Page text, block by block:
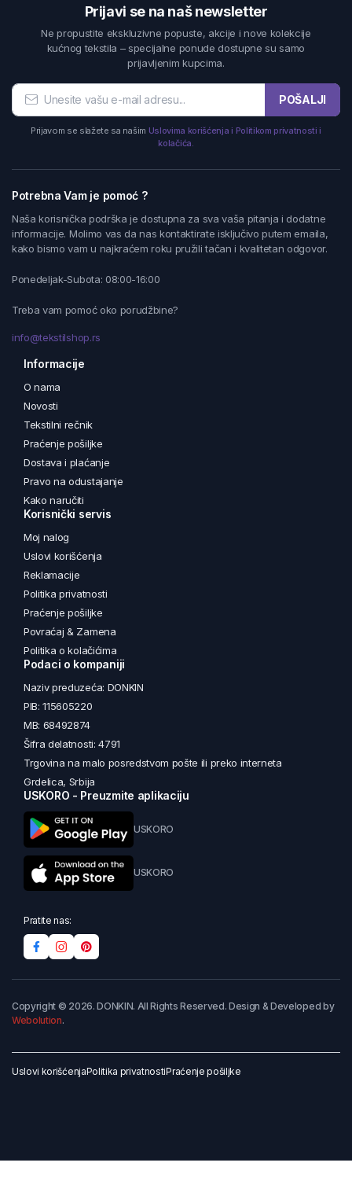
Prijavi se na naš newsletter
Ne propustite ekskluzivne popuste, akcije i nove kolekcije
kućnog tekstila – specijalne ponude dostupne su samo
prijavljenim kupcima.
POŠALJI
Prijavom se slažete sa našim Uslovima korišćenja i Politikom privatnosti i
kolačića.
Potrebna Vam je pomoć ?
Naša korisnička podrška je dostupna za sva vaša pitanja i dodatne
informacije. Molimo vas da nas kontaktirate isključivo putem emaila,
kako bismo vam u najkraćem roku pružili tačan i kvalitetan odgovor.
Ponedeljak-Subota: 08:00-16:00
Treba vam pomoć oko porudžbine?
info@tekstilshop.rs
Informacije
O nama
Novosti
Tekstilni rečnik
Praćenje pošiljke
Dostava i plaćanje
Pravo na odustajanje
Kako naručiti
Korisnički servis
Moj nalog
Uslovi korišćenja
Reklamacije
Politika privatnosti
Praćenje pošiljke
Povraćaj & Zamena
Politika o kolačićima
Podaci o kompaniji
Naziv preduzeća: DONKIN
PIB: 115605220
MB: 68492874
Šifra delatnosti: 4791
Trgovina na malo posredstvom pošte ili preko interneta
Grdelica, Srbija
USKORO - Preuzmite aplikaciju
USKORO
USKORO
Pratite nas:
Copyright © 2026. DONKIN. All Rights Reserved. Design & Developed by
Webolution.
Uslovi korišćenjaPolitika privatnostiPraćenje pošiljke